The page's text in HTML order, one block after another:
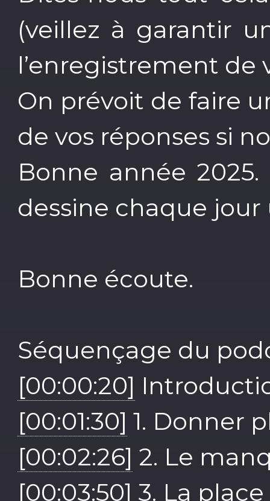
(veillez à garantir
l’enregistrement de
On prévoit de faire
de vos réponses si
Bonne année
dessine chaque jour
Bonne écoute.
Séquençage du
[00:00:20]
[00:01:30] 1. Donner
[00:02:26] 2. Le
[00:03:50] 3. La